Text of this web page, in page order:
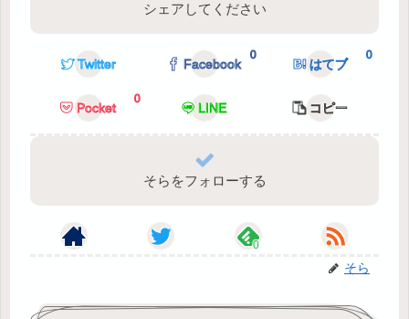
シェアしてください
Twitter Facebook
0
はてブ
0
Pocket
0
LINE コピー
そらをフォローする
0
そら